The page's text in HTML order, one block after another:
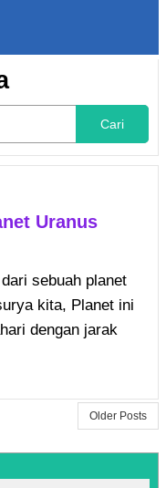
Cari
Uranus
sebuah planet
kita, Planet ini
dengan jarak
Older Posts